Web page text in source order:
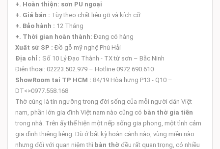
+. Hoàn thiện: sơn PU ngoại
+. Giá bán : Tùy theo chất liệu gỗ và kích cỡ
+. Bảo hành : 12 Tháng
+. Thời gian hoàn thành: Đang có hàng
Xuất sứ SP : Đồ gỗ mỹ nghệ Phú Hải
Địa chỉ : Số 10 Lý Đạo Thành - TX từ sơn – Băc Ninh
Điện thoại: 02223.502.979 – Hotline 0972.690.610
ShowRoom tai TP HCM : 84/19 Hòa hưng P13 - Q10 –
DT<>0977.558.168
Thờ cúng là tín ngưỡng trong đời sống của mỗi người dân Việt
nam, phần lớn gia đình Việt nam nào cũng có bàn thờ gia tiên
trong nhà. Trên ấy thể hiện một nếp sống gia phong, một tình cảm
gia đình thiêng liêng. Dù ở bất kỳ hoàn cảnh nào, vùng miền nào
nhưng đối với quan niệm thì bàn thờ đều rất quan trọng, có nhiều